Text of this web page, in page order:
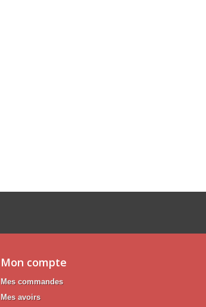
Mon compte
Mes commandes
Mes avoirs